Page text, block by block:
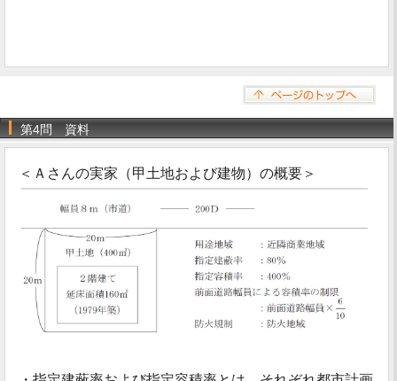
第4問 資料
＜Ａさんの実家（甲土地および建物）の概要＞